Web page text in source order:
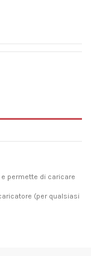
permette di caricare
(per qualsiasi